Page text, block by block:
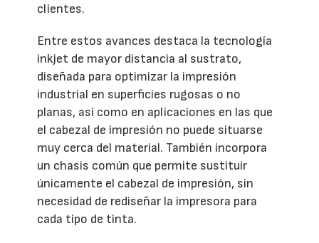
clientes.
Entre estos avances destaca la tecnología
inkjet de mayor distancia al sustrato,
diseñada para optimizar la impresión
industrial en superficies rugosas o no
planas, así como en aplicaciones en las que
el cabezal de impresión no puede situarse
muy cerca del material. También incorpora
un chasis común que permite sustituir
únicamente el cabezal de impresión, sin
necesidad de rediseñar la impresora para
cada tipo de tinta.